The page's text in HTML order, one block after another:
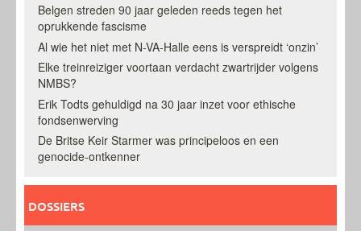
Belgen streden 90 jaar geleden reeds tegen het
oprukkende fascisme
Al wie het niet met N-VA-Halle eens is verspreidt ‘onzin’
Elke treinreiziger voortaan verdacht zwartrijder volgens
NMBS?
Erik Todts gehuldigd na 30 jaar inzet voor ethische
fondsenwerving
De Britse Keir Starmer was principeloos en een
genocide-ontkenner
DOSSIERS